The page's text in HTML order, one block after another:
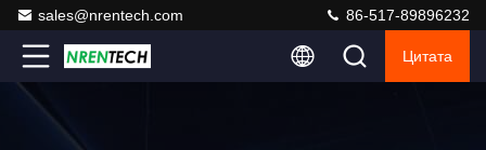
sales@nrentech.com 86-517-89896232
Цитата